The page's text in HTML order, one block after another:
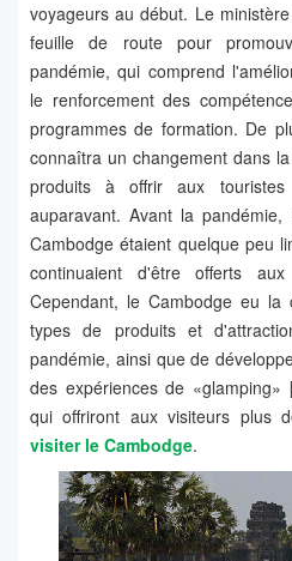
voyageurs au début. Le
feuille de route pour
pandémie, qui comprend
le renforcement des
programmes de formation. De
connaîtra un changement dans
produits à offrir aux touristes
auparavant. Avant la
Cambodge étaient quelque peu
continuaient d'être offerts aux
Cependant, le Cambodge eu la
types de produits et
pandémie, ainsi que de
des expériences de
qui offriront aux visiteurs plus
visiter le Cambodge.